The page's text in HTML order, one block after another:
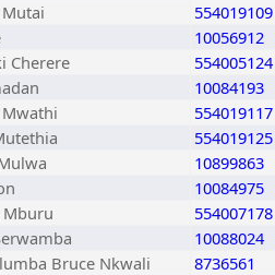
554019109
10056912
Cherere
554005124
10084193
554019117
554019125
10899863
10084975
Mburu
554007178
10088024
Bruce Nkwali
8736561